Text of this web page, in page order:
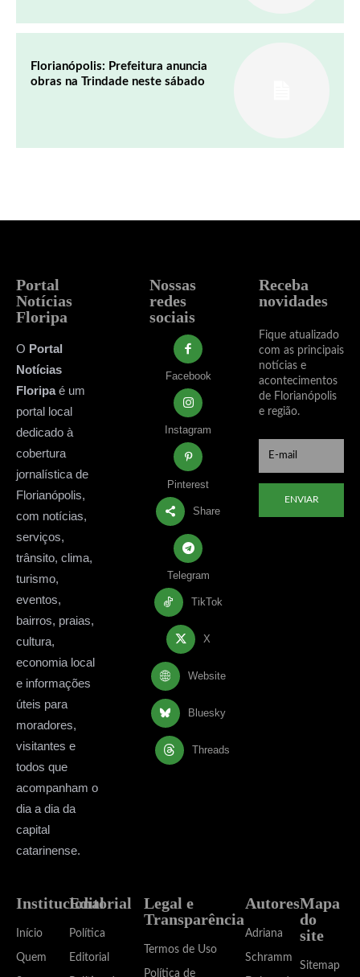
Florianópolis: Prefeitura anuncia
obras na Trindade neste sábado
Portal
Notícias
Floripa
O Portal
Notícias
Floripaé um
portal local
dedicado à
cobertura
jornalística de
Florianópolis,
com notícias,
serviços,
trânsito, clima,
turismo,
eventos,
bairros, praias,
cultura,
economia local
e informações
úteis para
moradores,
visitantes e
todos que
acompanham o
dia a dia da
capital
catarinense.
Nossas
redes
sociais
Facebook
Instagram
Pinterest
Share
Telegram
TikTok
X
Website
Bluesky
Threads
Receba
novidades
Fique atualizado
com as principais
notícias e
acontecimentos
de Florianópolis
e região.
ENVIAR
Institucional
Início
Quem
Editorial
Política
Editorial
Legal e
Transparência
Termos de Uso
Política de
Autores
Adriana
Schramm
Mapa
do
site
Sitemap